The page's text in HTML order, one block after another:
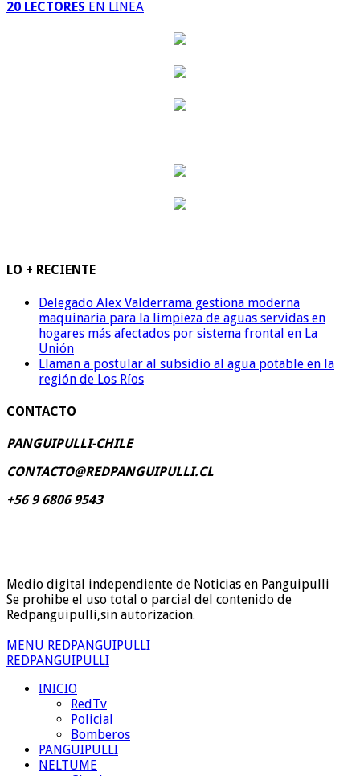
20 LECTORES EN LINEA
LO + RECIENTE
Delegado Alex Valderrama gestiona moderna
maquinaria para la limpieza de aguas servidas en
hogares más afectados por sistema frontal en La
Unión
Llaman a postular al subsidio al agua potable en la
región de Los Ríos
CONTACTO
PANGUIPULLI-CHILE
CONTACTO@REDPANGUIPULLI.CL
+56 9 6806 9543
Medio digital independiente de Noticias en Panguipulli
Se prohibe el uso total o parcial del contenido de
Redpanguipulli,sin autorizacion.
MENU REDPANGUIPULLI
REDPANGUIPULLI
INICIO
RedTv
Policial
Bomberos
PANGUIPULLI
NELTUME